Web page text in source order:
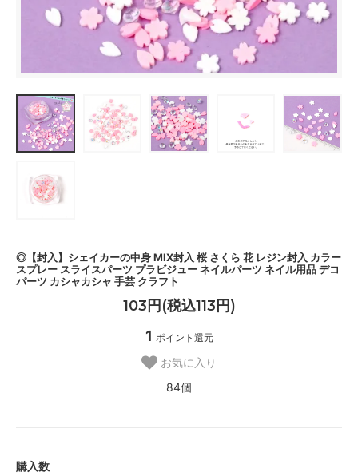
◎【封入】シェイカーの中身 MIX封入 桜 さくら 花 レジン封入 カラー
スプレー スライスパーツ プラビジュー ネイルパーツ ネイル用品 デコ
パーツ カシャカシャ 手芸 クラフト
103円(税込113円)
1 ポイント還元
お気に入り
84個
購入数